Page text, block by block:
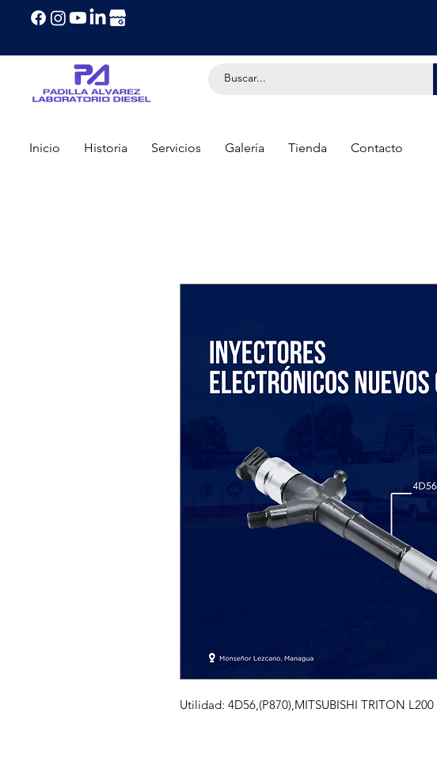
Inicio Historia Servicios Galería Tienda Contacto
Utilidad: 4D56,(P870),MITSUBISHI TRITON L200